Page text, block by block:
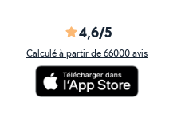
4,6/5
Calculé à partir de 66000 avis